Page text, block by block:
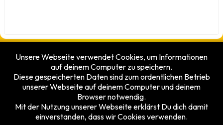
Besucherzähler
Heute
4
Gestern
153
Diesen Monat
Gesamt
5375864
Unsere Webseite verwendet Cookies, um Informationen
auf deinem Computer zu speichern.
Diese gespeicherten Daten sind zum ordentlichen Betrieb
unserer Webseite auf deinem Computer und deinem
Browser notwendig.
Mit der Nutzung unserer Webseite erklärst Du dich damit
einverstanden, dass wir Cookies verwenden.